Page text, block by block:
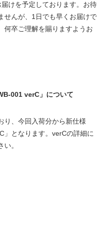
けを予定しております。お待
せんが、1日でも早くお届けで
何卒ご理解を賜りますようお
001 verC」について
り、今回入荷分から新仕様
」となります。verCの詳細に
。